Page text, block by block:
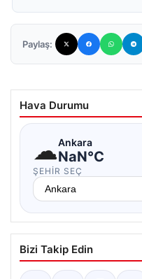
Paylaş:
Hava Durumu
☁Ankara
NaN°C
ŞEHIR SEÇ
Bizi Takip Edin